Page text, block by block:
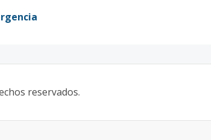
2
2 129.4 - US$
reservados.